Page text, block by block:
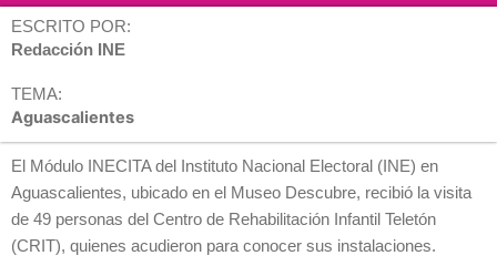
ESCRITO POR:
Redacción INE
TEMA:
Aguascalientes
El Módulo INECITA del Instituto Nacional Electoral (INE) en
Aguascalientes, ubicado en el Museo Descubre, recibió la visita
de 49 personas del Centro de Rehabilitación Infantil Teletón
(CRIT), quienes acudieron para conocer sus instalaciones.